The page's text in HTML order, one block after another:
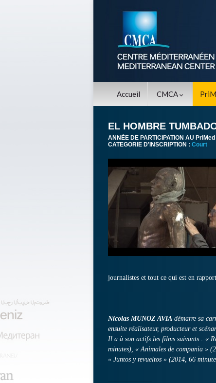
Accueil CMCA
EL HOMBRE
ANNÈE DE PARTICIPATION AU PriMed
CATEGORIE D'INSCRIPTION : Court
journalistes et tout ce qui est en
Nicolas MUNOZ AVIA démarre sa
ensuite réalisateur, producteur et
Il a à son actifs les films suivants : «
minutes), « Animales de compania »
« Juntos y revueltos » (2014, 66